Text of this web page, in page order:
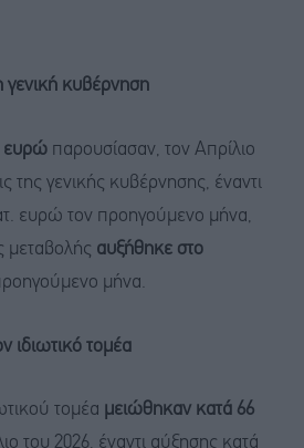
γενική κυβέρνηση
ευρώ παρουσίασαν, τον Απρίλιο
της γενικής κυβέρνησης, έναντι
ευρώ τον προηγούμενο μήνα,
μεταβολής αυξήθηκε στο
μήνα.
ιδιωτικό τομέα
τομέα μειώθηκαν κατά 66
του 2026, έναντι αύξησης κατά